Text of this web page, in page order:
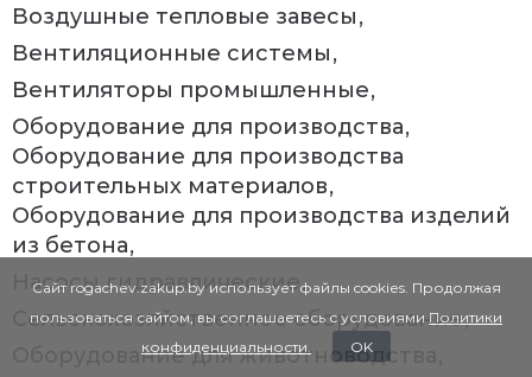
Воздушные тепловые завесы
Вентиляционные системы
Вентиляторы промышленные
Оборудование для производства
Оборудование для производства
строительных материалов
Оборудование для производства изделий
из бетона
Насосы гидравлические
Сельскохозяйственное оборудование
Оборудование для животноводства
Сайт rogachev.zakup.by использует файлы cookies. Продолжая
пользоваться сайтом, вы соглашаетесь с условиями Политики
конфиденциальности.
OK